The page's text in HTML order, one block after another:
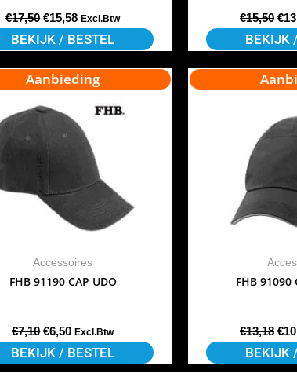
€17,50 €15,58 Excl.Btw
BEKIJK / BESTEL
productpagina
€15,50 €
BEKIJK
Aanbieding
Accessoires
FHB 91190 CAP UDO
€7,10
Oorspronkelijke
prijs
was:
€7,10.
€6,50
Huidige
prijs
€6,50.
Excl.Btw
BEKIJK / BESTEL
Dit
heeft
meerdere
variaties.
Deze
kan
worden
productpagina
FHB 91090
€13,18 €
BEKIJK